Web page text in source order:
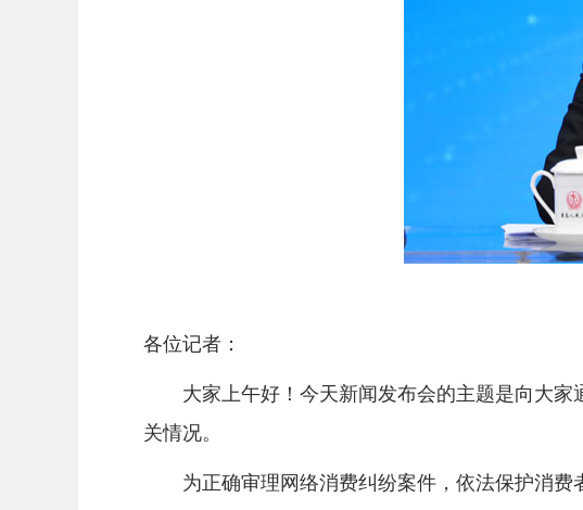
各位记者：
大家上午好！今天新闻发布会的主题是向大家
关情况。
为正确审理网络消费纠纷案件，依法保护消费